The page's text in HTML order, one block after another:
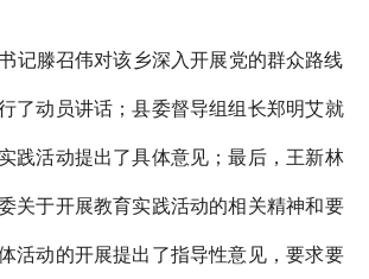
记滕召伟对该乡深入开展党的群众路线
了动员讲话；县委督导组组长郑明艾就
践活动提出了具体意见；最后，王新林
关于开展教育实践活动的相关精神和要
活动的开展提出了指导性意见，要求要